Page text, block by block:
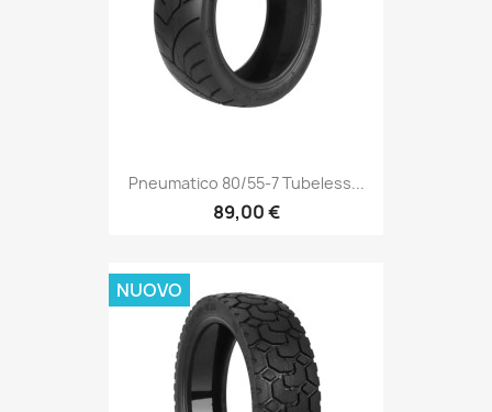
Pneumatico 80/55-7 Tubeless...
89,00 €
NUOVO